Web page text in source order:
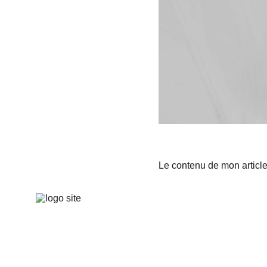
Le contenu de mon article